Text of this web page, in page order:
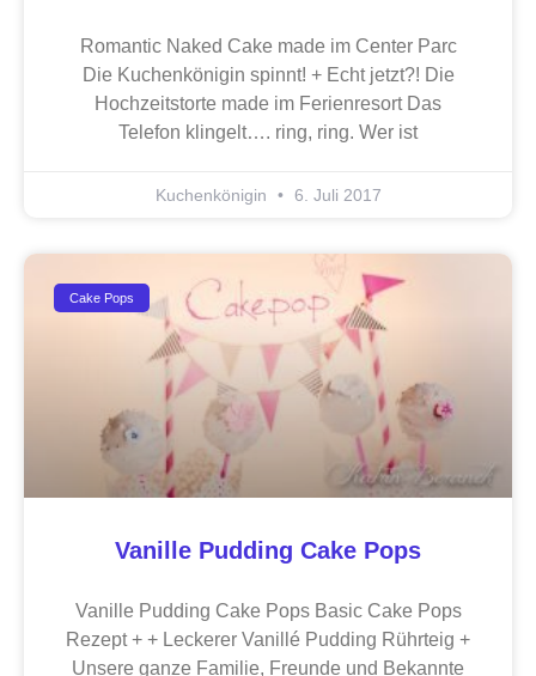
Romantic Naked Cake made im Center Parc
Die Kuchenkönigin spinnt! + Echt jetzt?! Die
Hochzeitstorte made im Ferienresort Das
Telefon klingelt…. ring, ring. Wer ist
Kuchenkönigin 6. Juli 2017
Cake Pops
Vanille Pudding Cake Pops
Vanille Pudding Cake Pops Basic Cake Pops
Rezept + + Leckerer Vanillé Pudding Rührteig +
Unsere ganze Familie, Freunde und Bekannte